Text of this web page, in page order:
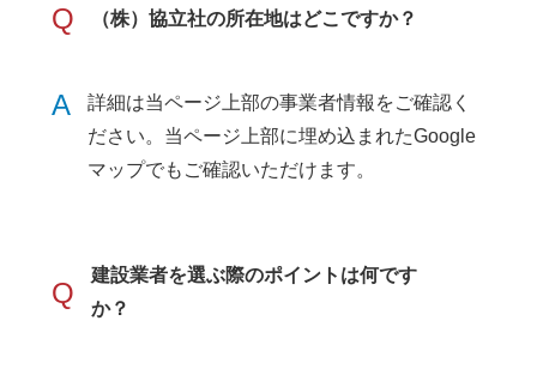
Q （株）協立社の所在地はどこですか？
A
詳細は当ページ上部の事業者情報をご確認く
ださい。当ページ上部に埋め込まれたGoogle
マップでもご確認いただけます。
Q
建設業者を選ぶ際のポイントは何です
か？